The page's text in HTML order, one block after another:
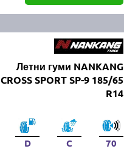
Летни гуми NANKANG
CROSS SPORT SP-9 185/65
R14
D C 70